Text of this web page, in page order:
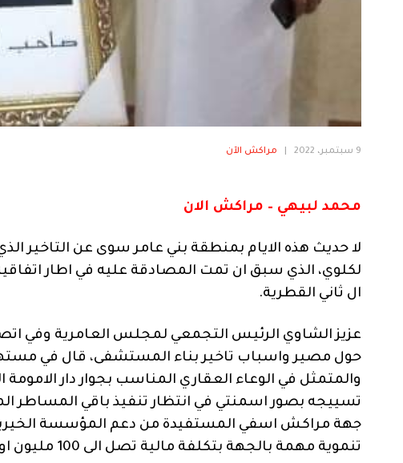
9 سبتمبر، 2022 مراكش الآن
محمد لبيهي – مراكش الان
لا حديث هذه الايام بمنطقة بني عامر سوى عن
لكلوي، الذي سبق ان تمت المصادقة عليه في اطار
ال ثاني القطرية.
عزيز الشاوي الرئيس التجمعي لمجلس العامرية وفي
حول مصير واسباب تاخير بناء المستشفى، قال في
والمتمثل في الوعاء العقاري المناسب بجوار دار
تسييجه بصور اسمنتي في انتظار تنفيذ باقي المساطر
جهة مراكش اسفي المستفيدة من دعم المؤسسة
تنموية مهمة بالجهة بتكلفة مالية تصل الى 100 مليون اورو.